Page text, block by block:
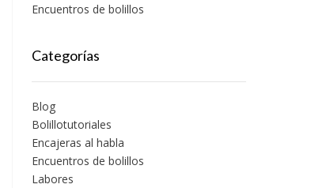
Encuentros de bolillos
Categorías
Blog
Bolillotutoriales
Encajeras al habla
Encuentros de bolillos
Labores